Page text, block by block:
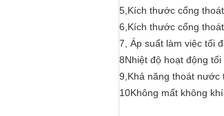
5,Kích thước cổng
6,Kích thước cổng
7, Áp suất làm việc tối
8Nhiệt độ hoạt động tối
9,Khả năng thoát nước
10Không mất không